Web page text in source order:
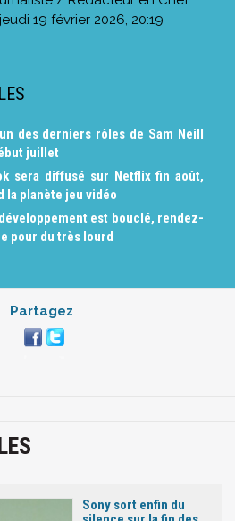
jeudi 19 février 2026, 20:19
des derniers rôles de Sam Neill
juillet
sera diffusé sur Netflix fin août,
la planète jeu vidéo
est bouclé, rendez-
pour du très lourd
Partagez
Sony sort enfin du